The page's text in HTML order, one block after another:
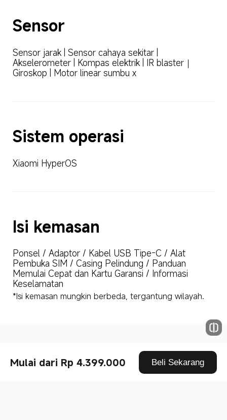
Mulai dari Rp 4.399.000 Beli Sekarang
Sensor
Sensor jarak | Sensor cahaya sekitar |
Akselerometer | Kompas elektrik | IR blaster｜
Giroskop | Motor linear sumbu x
Sistem operasi
Xiaomi HyperOS
Isi kemasan
Ponsel / Adaptor / Kabel USB Tipe-C / Alat
Pembuka SIM / Casing Pelindung / Panduan
Memulai Cepat dan Kartu Garansi / Informasi
Keselamatan
*Isi kemasan mungkin berbeda, tergantung wilayah.